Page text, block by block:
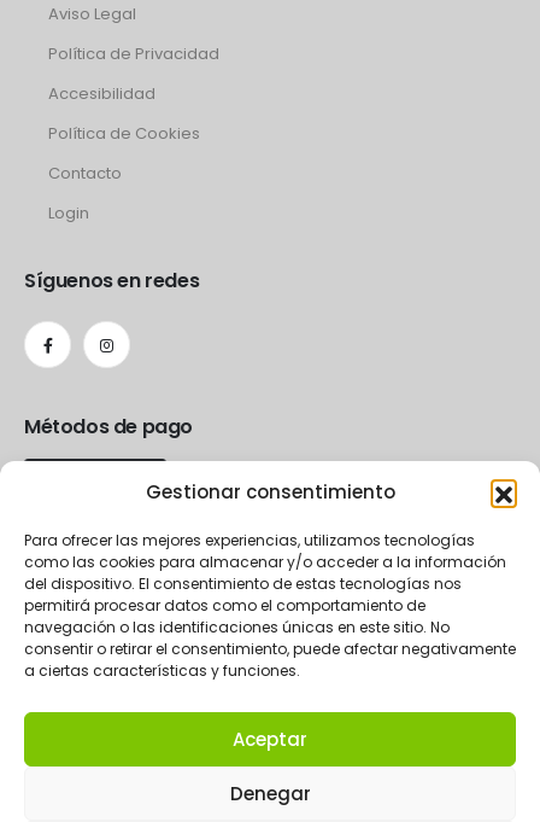
Gestionar consentimiento
Para ofrecer las mejores experiencias, utilizamos tecnologías
como las cookies para almacenar y/o acceder a la información
del dispositivo. El consentimiento de estas tecnologías nos
permitirá procesar datos como el comportamiento de
navegación o las identificaciones únicas en este sitio. No
consentir o retirar el consentimiento, puede afectar negativamente
a ciertas características y funciones.
Aceptar
Denegar
Aviso Legal
Política de Privacidad
Accesibilidad
Política de Cookies
Contacto
Login
Síguenos en redes
Métodos de pago
2024 La Rueda eCommerce.